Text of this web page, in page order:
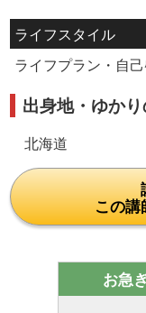
ライフスタイル
ライフプラン・自
出身地・ゆか
北海道
この講
お急